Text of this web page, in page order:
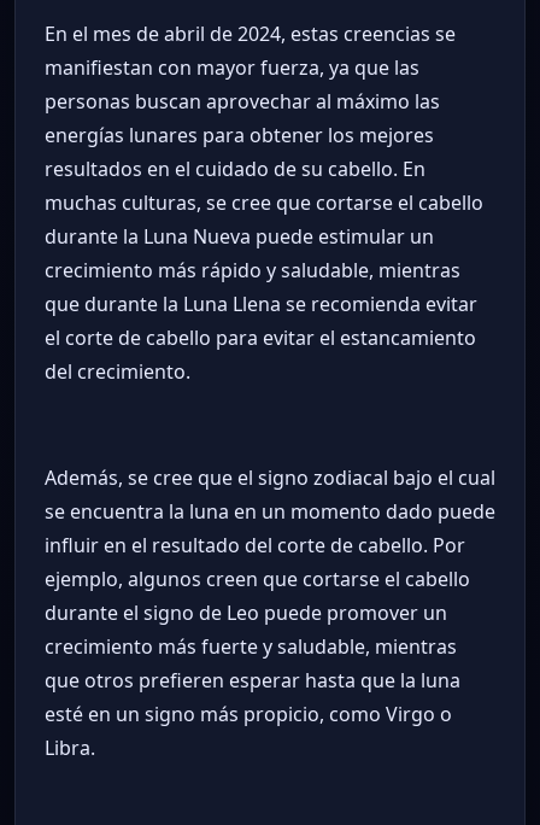
En el mes de abril de 2024, estas creencias se
manifiestan con mayor fuerza, ya que las
personas buscan aprovechar al máximo las
energías lunares para obtener los mejores
resultados en el cuidado de su cabello. En
muchas culturas, se cree que cortarse el cabello
durante la Luna Nueva puede estimular un
crecimiento más rápido y saludable, mientras
que durante la Luna Llena se recomienda evitar
el corte de cabello para evitar el estancamiento
del crecimiento.
Además, se cree que el signo zodiacal bajo el cual
se encuentra la luna en un momento dado puede
influir en el resultado del corte de cabello. Por
ejemplo, algunos creen que cortarse el cabello
durante el signo de Leo puede promover un
crecimiento más fuerte y saludable, mientras
que otros prefieren esperar hasta que la luna
esté en un signo más propicio, como Virgo o
Libra.